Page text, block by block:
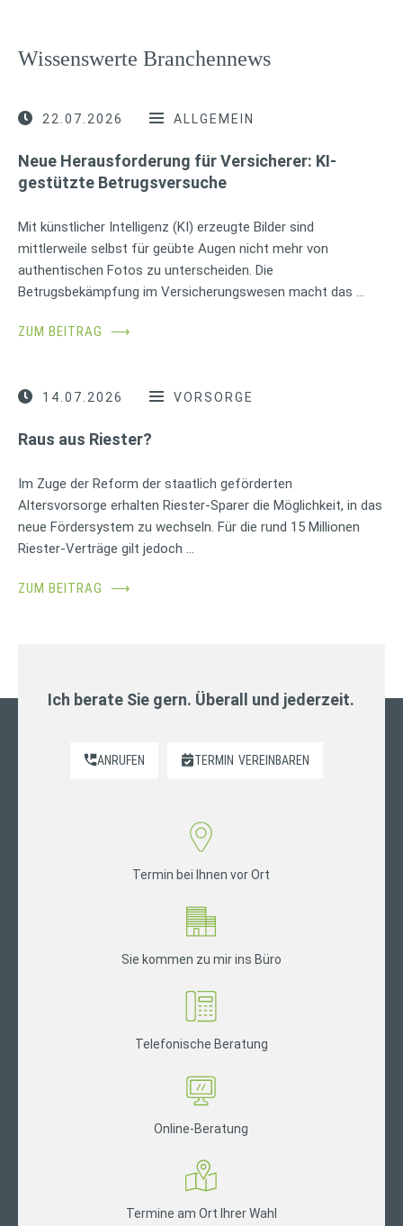
Wissenswerte Branchennews
22.07.2026 ALLGEMEIN
Neue Herausforderung für Versicherer: KI-
gestützte Betrugsversuche
Mit künstlicher Intelligenz (KI) erzeugte Bilder sind
mittlerweile selbst für geübte Augen nicht mehr von
authentischen Fotos zu unterscheiden. Die
Betrugsbekämpfung im Versicherungswesen macht das …
ZUM BEITRAG ⟶
14.07.2026 VORSORGE
Raus aus Riester?
Im Zuge der Reform der staatlich geförderten
Altersvorsorge erhalten Riester-Sparer die Möglichkeit, in das
neue Fördersystem zu wechseln. Für die rund 15 Millionen
Riester-Verträge gilt jedoch …
ZUM BEITRAG ⟶
Ich berate Sie gern. Überall und jederzeit.
ANRUFEN TERMIN VEREINBAREN
Termin bei Ihnen vor Ort
Sie kommen zu mir ins Büro
Telefonische Beratung
Online-Beratung
Termine am Ort Ihrer Wahl